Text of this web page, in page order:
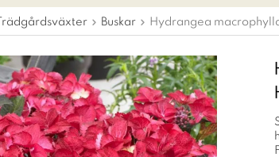
Trädgårdsväxter Buskar Hydrangea